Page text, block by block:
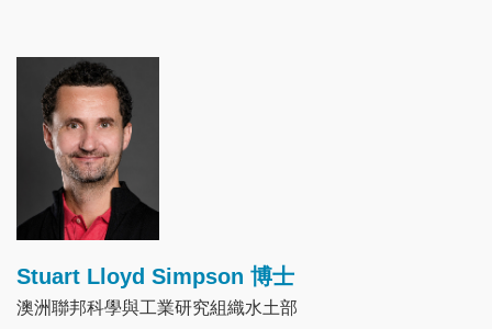
Image
Stuart Lloyd Simpson 博士
澳洲聯邦科學與工業研究組織水土部